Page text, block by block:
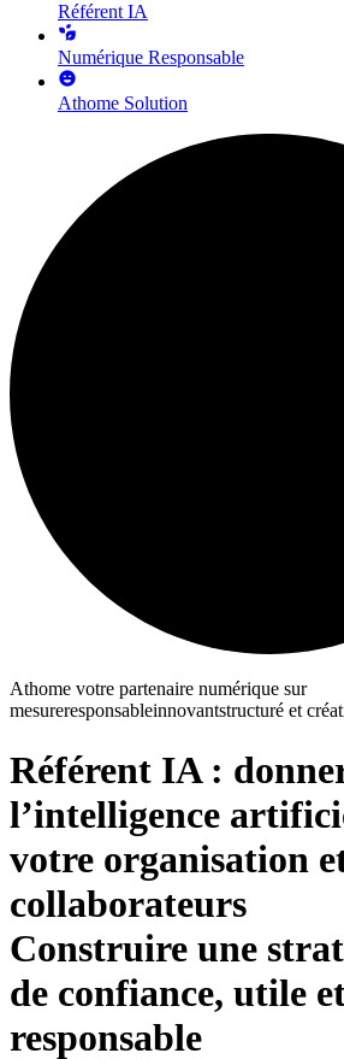
Référent IA
Numérique Responsable
Athome Solution
Athome votre partenaire numérique sur
mesureresponsableinnovantstructuré et
Référent IA :
l’intelligence
votre organisation
collaborateurs
Construire une
de confiance, utile
responsable